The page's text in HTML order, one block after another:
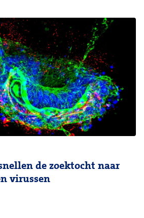
de zoektocht naar
virussen